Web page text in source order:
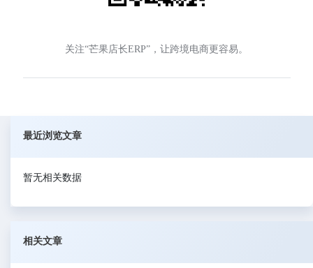
关注“芒果店长ERP”，让跨境电商更容易。
最近浏览文章
暂无相关数据
相关文章